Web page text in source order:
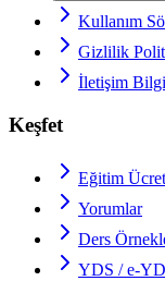
Kullanım
Gizlilik
İletişim
Keşfet
Eğitim
Yorumlar
Ders
YDS / e-